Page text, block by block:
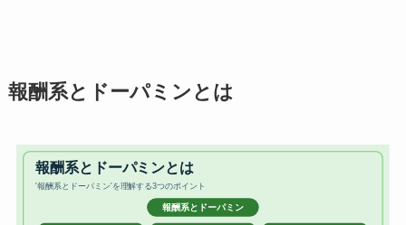
報酬系とドーパミンとは